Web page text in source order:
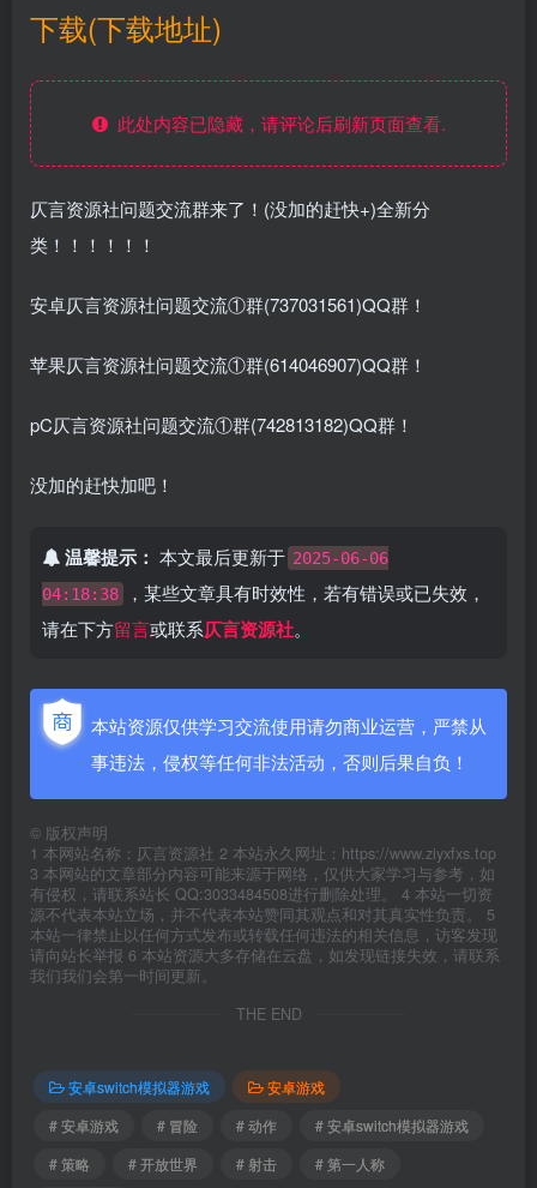
下载(下载地址)
此处内容已隐藏，请评论后刷新页面查看.
仄言资源社问题交流群来了！(没加的赶快+)全新分
类！！！！！！
安卓仄言资源社问题交流①群(737031561)QQ群！
苹果仄言资源社问题交流①群(614046907)QQ群！
pC仄言资源社问题交流①群(742813182)QQ群！
没加的赶快加吧！
温馨提示： 本文最后更新于 2025-06-06
04:18:38
，某些文章具有时效性，若有错误或已失效，
请在下方留言或联系仄言资源社。
本站资源仅供学习交流使用请勿商业运营，严禁从
事违法，侵权等任何非法活动，否则后果自负！
© 版权声明
1 本网站名称：仄言资源社 2 本站永久网址：https://www.ziyxfxs.top
3 本网站的文章部分内容可能来源于网络，仅供大家学习与参考，如
有侵权，请联系站长 QQ:3033484508进行删除处理。 4 本站一切资
源不代表本站立场，并不代表本站赞同其观点和对其真实性负责。 5
本站一律禁止以任何方式发布或转载任何违法的相关信息，访客发现
请向站长举报 6 本站资源大多存储在云盘，如发现链接失效，请联系
我们我们会第一时间更新。
THE END
安卓switch模拟器游戏
安卓游戏
# 安卓游戏
# 冒险 # 动作
# 安卓switch模拟器游戏
# 策略
# 开放世界 # 射击 # 第一人称